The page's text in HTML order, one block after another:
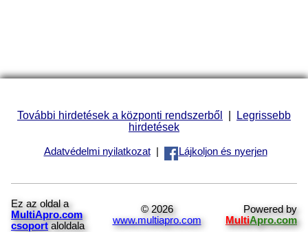
További hirdetések a központi rendszerből | Legrissebb
hirdetések
Adatvédelmi nyilatkozat| Lájkoljon és nyerjen
Ez az oldal a
MultiApro.com
csoport aloldala
© 2026
www.multiapro.com
Powered by
MultiApro.com